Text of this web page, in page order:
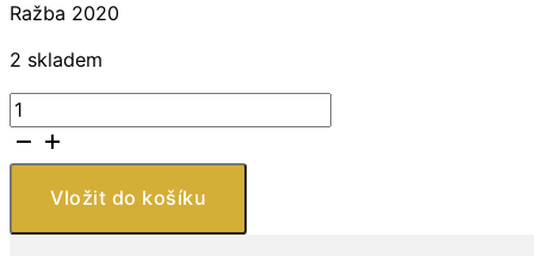
Ražba 2020
2 skladem
Niue
Island
Mince
Star
Vložit do košíku